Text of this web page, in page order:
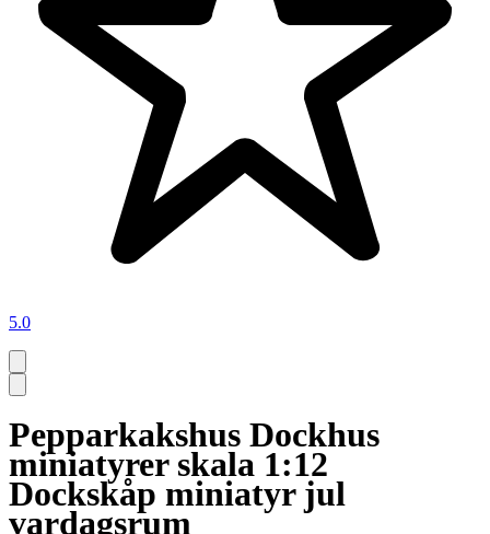
5.0
Pepparkakshus Dockhus
miniatyrer skala 1:12
Dockskåp miniatyr jul
vardagsrum